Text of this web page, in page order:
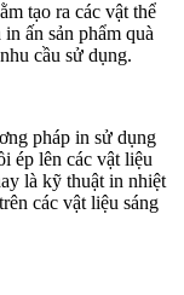
tạo ra các vật thể
ấn sản phẩm quà
cầu sử dụng.
pháp in sử dụng
ép lên các vật liệu
là kỹ thuật in nhiệt
các vật liệu sáng